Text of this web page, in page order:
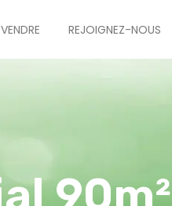
VENDRE REJOIGNEZ-NOUS
90m²